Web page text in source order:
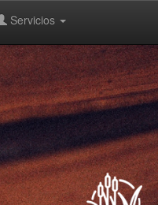
Servicios